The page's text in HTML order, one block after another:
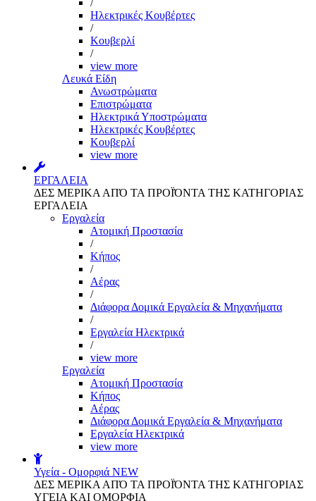
/
Ηλεκτρικές Κουβέρτες
/
Κουβερλί
/
view more
Λευκά Είδη
Ανωστρώματα
Επιστρώματα
Ηλεκτρικά Υποστρώματα
Ηλεκτρικές Κουβέρτες
Κουβερλί
view more
ΕΡΓΑΛΕΙΑ
ΔΕΣ ΜΕΡΙΚΑ ΑΠΌ ΤΑ ΠΡΟΪΌΝΤΑ ΤΗΣ ΚΑΤΗΓΟΡΙΑΣ
ΕΡΓΑΛΕΙΑ
Εργαλεία
Aτομική Προστασία
/
Kήπος
/
Αέρας
/
Διάφορα Δομικά Εργαλεία & Μηχανήματα
/
Εργαλεία Ηλεκτρικά
/
view more
Εργαλεία
Aτομική Προστασία
Kήπος
Αέρας
Διάφορα Δομικά Εργαλεία & Μηχανήματα
Εργαλεία Ηλεκτρικά
view more
Υγεία - Ομορφιά NEW
ΔΕΣ ΜΕΡΙΚΑ ΑΠΌ ΤΑ ΠΡΟΪΌΝΤΑ ΤΗΣ ΚΑΤΗΓΟΡΙΑΣ
ΥΓΕΙΑ ΚΑΙ ΟΜΟΡΦΙΑ